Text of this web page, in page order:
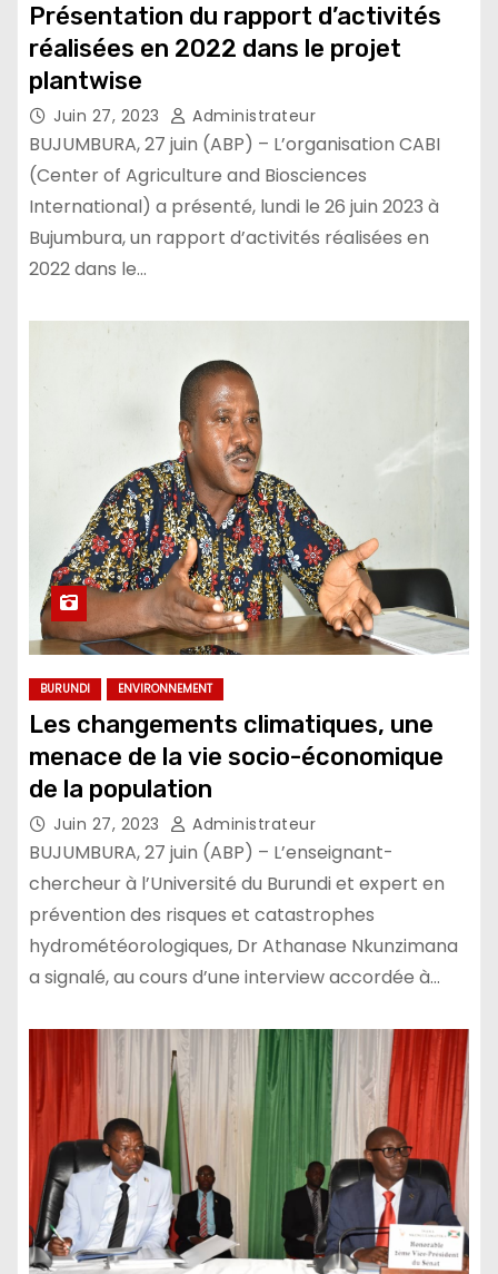
Présentation du rapport d’activités
réalisées en 2022 dans le projet
plantwise
Juin 27, 2023 Administrateur
BUJUMBURA, 27 juin (ABP) – L’organisation CABI
(Center of Agriculture and Biosciences
International) a présenté, lundi le 26 juin 2023 à
Bujumbura, un rapport d’activités réalisées en
2022 dans le…
BURUNDI ENVIRONNEMENT
Les changements climatiques, une
menace de la vie socio-économique
de la population
Juin 27, 2023 Administrateur
BUJUMBURA, 27 juin (ABP) – L’enseignant-
chercheur à l’Université du Burundi et expert en
prévention des risques et catastrophes
hydrométéorologiques, Dr Athanase Nkunzimana
a signalé, au cours d’une interview accordée à…